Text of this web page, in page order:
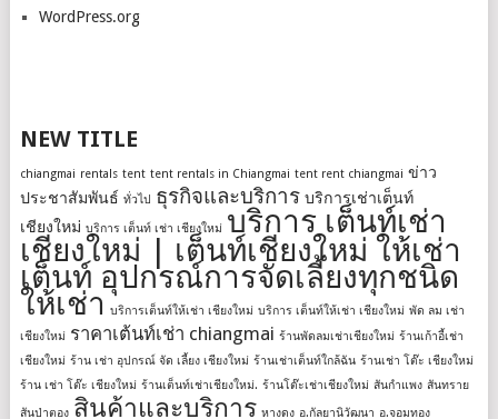
WordPress.org
NEW TITLE
chiangmai rentals tent tent rentals in Chiangmai tent rent chiangmai ข่าว
ประชาสัมพันธ์ ทั่วไป ธุรกิจและบริการ บริการเช่าเต็นท์
เชียงใหม่ บริการ เต็นท์ เช่า เชียงใหม่ บริการ เต็นท์เช่า
เชียงใหม่ | เต็นท์เชียงใหม่ ให้เช่า
เต็นท์ อุปกรณ์การจัดเลี้ยงทุกชนิด
ให้เช่า บริการเต็นท์ให้เช่า เชียงใหม่ บริการ เต็นท์ให้เช่า เชียงใหม่ พัด ลม เช่า
เชียงใหม่ ราคาเต้นท์เช่า chiangmai ร้านพัดลมเช่าเชียงใหม่ ร้านเก้าอี้เช่า
เชียงใหม่ ร้าน เช่า อุปกรณ์ จัด เลี้ยง เชียงใหม่ ร้านเช่าเต็นท์ใกล้ฉัน ร้านเช่า โต๊ะ เชียงใหม่
ร้าน เช่า โต๊ะ เชียงใหม่ ร้านเต็นท์เช่าเชียงใหม่. ร้านโต๊ะเช่าเชียงใหม่ สันกำแพง สันทราย
สันป่าตอง สินค้าและบริการ หางดง อ.กัลยานิวัฒนา อ.จอมทอง